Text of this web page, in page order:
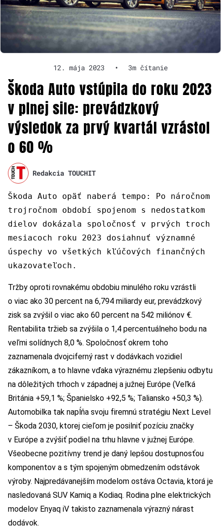
12. mája 2023 • 3m čítanie
Škoda Auto vstúpila do roku 2023
v plnej sile: prevádzkový
výsledok za prvý kvartál vzrástol
o 60 %
Redakcia TOUCHIT
Škoda Auto opäť naberá tempo: Po náročnom
trojročnom období spojenom s nedostatkom
dielov dokázala spoločnosť v prvých troch
mesiacoch roku 2023 dosiahnuť významné
úspechy vo všetkých kľúčových finančných
ukazovateľoch.
Tržby oproti rovnakému obdobiu minulého roku vzrástli
o viac ako 30 percent na 6,794 miliardy eur, prevádzkový
zisk sa zvýšil o viac ako 60 percent na 542 miliónov €.
Rentabilita tržieb sa zvýšila o 1,4 percentuálneho bodu na
veľmi solídnych 8,0 %. Spoločnosť okrem toho
zaznamenala dvojciferný rast v dodávkach vozidiel
zákazníkom, a to hlavne vďaka výraznému zlepšeniu odbytu
na dôležitých trhoch v západnej a južnej Európe (Veľká
Británia +59,1 %; Španielsko +92,5 %; Taliansko +50,3 %).
Automobilka tak napĺňa svoju firemnú stratégiu Next Level
– Škoda 2030, ktorej cieľom je posilniť pozíciu značky
v Európe a zvýšiť podiel na trhu hlavne v južnej Európe.
Všeobecne pozitívny trend je daný lepšou dostupnosťou
komponentov a s tým spojeným obmedzením odstávok
výroby. Najpredávanejším modelom ostáva Octavia, ktorá je
nasledovaná SUV Kamiq a Kodiaq. Rodina plne elektrických
modelov Enyaq iV takisto zaznamenala výrazný nárast
dodávok.